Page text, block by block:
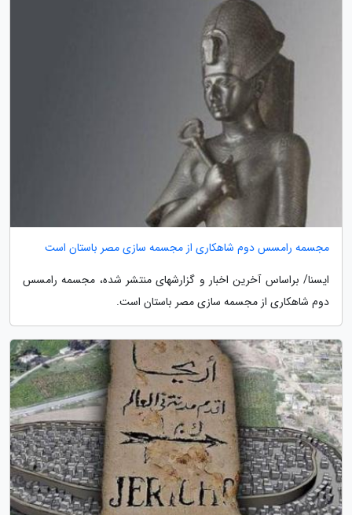
مجسمه رامسس دوم شاهکاری از مجسمه سازی مصر باستان است
ایسنا/ براساس آخرین اخبار و گزارشهای منتشر شده، مجسمه رامسس
دوم شاهکاری از مجسمه سازی مصر باستان است.